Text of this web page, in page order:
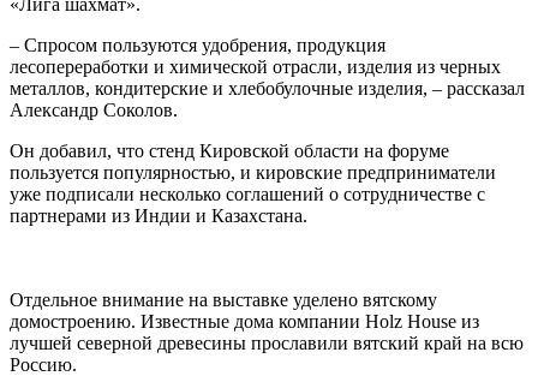
– Спросом пользуются удобрения, продукция
лесопереработки и химической отрасли, изделия из черных
металлов, кондитерские и хлебобулочные изделия, – рассказал
Александр Соколов.
Он добавил, что стенд Кировской области на форуме
пользуется популярностью, и кировские предприниматели
уже подписали несколько соглашений о сотрудничестве с
партнерами из Индии и Казахстана.
Отдельное внимание на выставке уделено вятскому
домостроению. Известные дома компании Holz House из
лучшей северной древесины прославили вятский край на всю
Россию.